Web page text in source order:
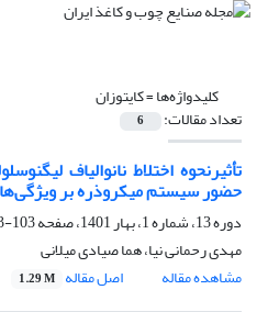
کلیدواژه‌ها =کایتوزان
تعداد مقالات: 6
تأثیرنحوه اختلاط نانوالیاف
حضور سیستم میکروذره بر
دوره 13، شماره 1، بهار 1401، صفحه
103-113
مهدی رحمانی نیا، هما صیادی میلانی
مشاهده مقاله
اصل مقاله 1.29 M